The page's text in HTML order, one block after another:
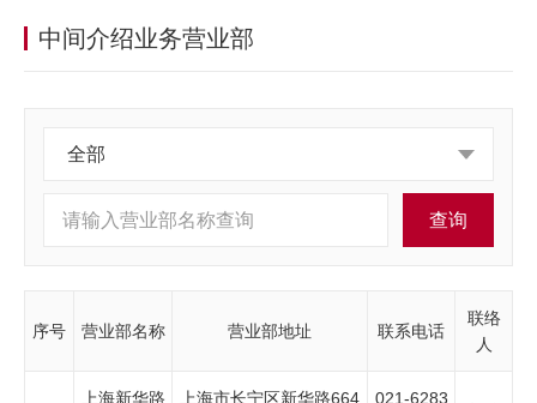
中间介绍业务营业部
全部
查询
序号 营业部名称 营业部地址 联系电话
联络
人
上海新华路
上海市长宁区新华路664
021-6283